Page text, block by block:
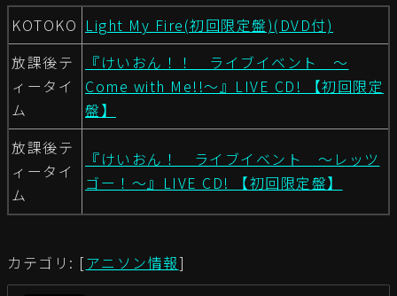
KOTOKO Light My Fire(初回限定盤)(DVD付)
放課後テ
ィータイ
ム
『けいおん！！ ライブイベント ～
Come with Me!!～』LIVE CD! 【初回限定
盤】
放課後テ
ィータイ
ム
『けいおん！ ライブイベント ～レッツ
ゴー！～』LIVE CD! 【初回限定盤】
カテゴリ: [アニソン情報]